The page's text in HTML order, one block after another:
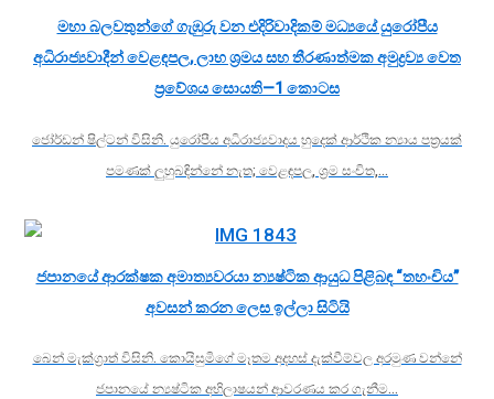
මහා බලවතුන්ගේ ගැඹුරු වන එදිරිවාදිකම් මධ්‍යයේ යුරෝපීය
අධිරාජ්‍යවාදීන් වෙළඳපල, ලාභ ශ්‍රමය සහ තීරණාත්මක අමුද්‍රව්‍ය වෙත
ප්‍රවේශය සොයති—1 කොටස
ජෝර්ඩන් ෂිල්ටන් විසිනි. යුරෝපීය අධිරාජ්‍යවාදය හුදෙක් ආර්ථික න්‍යාය පත්‍රයක්
පමණක් ලුහුබඳින්නේ නැත; වෙළඳපල, ශ්‍රම සංචිත,…
ජපානයේ ආරක්ෂක අමාත්‍යවරයා න්‍යෂ්ටික ආයුධ පිළිබඳ “තහංචිය”
අවසන් කරන ලෙස ඉල්ලා සිටියි
බෙන් මැක්ග්‍රාත් විසිනි. කොයිසුමිගේ මෑතම අදහස් දැක්වීම්වල අරමුණ වන්නේ
ජපානයේ න්‍යෂ්ටික අභිලාෂයන් ආවරණය කර ගැනීම…